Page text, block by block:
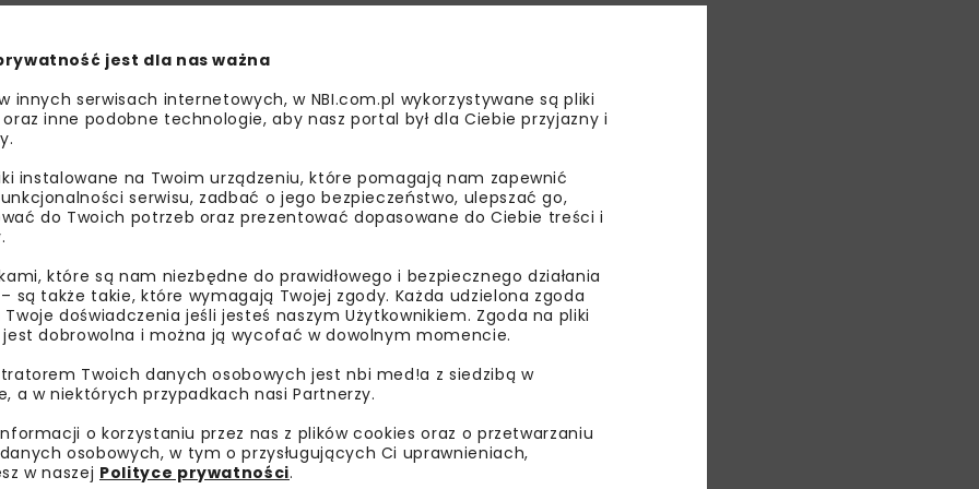
i drogowe. Na modernizowanym odcinku obowiązują zmiany
warstw konstrukcyjnych nawierzchni, m.in. w rejonie Zawady,
wzmocnienie konstrukcji drogi oraz podniesienie jej nośności
oraz budowę czterowlotowego ronda na skrzyżowaniu
jest dla nas ważna
innych serwisach internetowych, w NBI.com.pl wykorzystywane są pliki
inne podobne technologie, aby nasz portal był dla Ciebie przyjazny i
instalowane na Twoim urządzeniu, które pomagają nam zapewnić
serwisu, zadbać o jego bezpieczeństwo, ulepszać go,
do Twoich potrzeb oraz prezentować dopasowane do Ciebie treści i
które są nam niezbędne do prawidłowego i bezpiecznego działania
są także takie, które wymagają Twojej zgody. Każda udzielona zgoda
doświadczenia jeśli jesteś naszym Użytkownikiem. Zgoda na pliki
dobrowolna i można ją wycofać w dowolnym momencie.
Twoich danych osobowych jest nbi med!a z siedzibą w
a w niektórych przypadkach nasi Partnerzy.
o korzystaniu przez nas z plików cookies oraz o przetwarzaniu
osobowych, w tym o przysługujących Ci uprawnieniach,
w naszej Polityce prywatności.